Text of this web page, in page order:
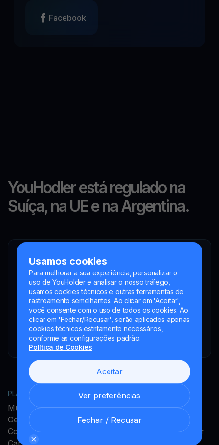
Usamos cookies
Para melhorar a sua experiência, personalizar o
uso de YouHolder e analisar o nosso tráfego,
usamos cookies técnicos e outras ferramentas de
rastreamento semelhantes. Ao clicar em 'Aceitar',
você consente com o uso de todos os cookies. Ao
clicar em 'Fechar/Recusar', serão aplicados apenas
cookies técnicos estritamente necessários,
conforme as configurações padrão.
Política de Cookies
Aceitar
Ver preferências
Fechar / Recusar
Facebook
YouHodler está regulado na
Suíça, na UE e na Argentina.
YouHodler SA
YouHodler Italy S.R.L.
Registered as a VASP with the OAM
YouHodler SA
Registrada como VASP no Banco de España
YouHodler SA Sucursal na Argentina.
Registrada como VASP junto à CNV.
PLATAFORMA
MultiHODL
Get Cash
Conversão
EMPRESA
Acerca do YouHodler
Programa de Afiliados
Programa de Embaixador